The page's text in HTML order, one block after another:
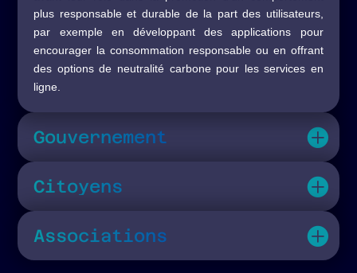
plus responsable et durable de la part des utilisateurs,
par exemple en développant des applications pour
encourager la consommation responsable ou en offrant
des options de neutralité carbone pour les services en
ligne.
Gouvernement
Citoyens
Associations